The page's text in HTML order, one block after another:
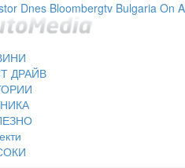
Dnes Bloombergtv Bulgaria On
ДРАЙВ